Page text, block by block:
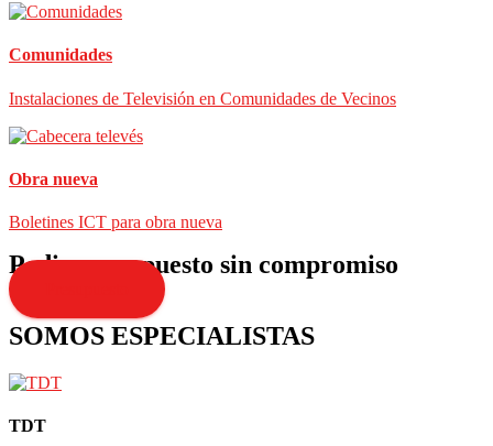
Comunidades
Instalaciones de Televisión en Comunidades de Vecinos
Obra nueva
Boletines ICT para obra nueva
Pedir presupuesto sin compromiso
SOMOS ESPECIALISTAS
TDT